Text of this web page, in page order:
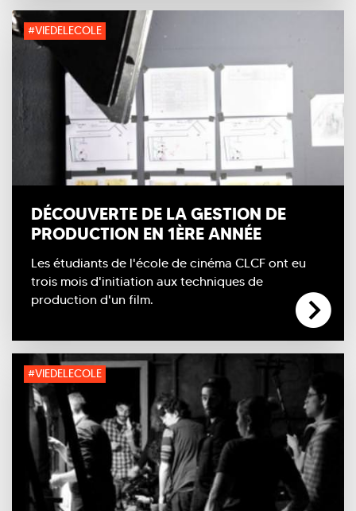
#VIEDELECOLE
DÉCOUVERTE DE LA GESTION DE
PRODUCTION EN 1ÈRE ANNÉE
Les étudiants de l'école de cinéma CLCF ont eu
trois mois d'initiation aux techniques de
production d'un film.
#VIEDELECOLE